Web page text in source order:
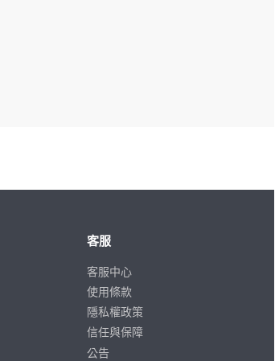
客服
客服中心
使用條款
隱私權政策
信任與保障
公告